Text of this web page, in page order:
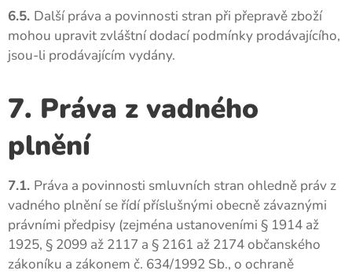
6.5. Další práva a povinnosti stran při přepravě zboží
mohou upravit zvláštní dodací podmínky prodávajícího,
jsou-li prodávajícím vydány.
7. Práva z vadného
plnění
7.1. Práva a povinnosti smluvních stran ohledně práv z
vadného plnění se řídí příslušnými obecně závaznými
právními předpisy (zejména ustanoveními § 1914 až
1925, § 2099 až 2117 a § 2161 až 2174 občanského
zákoníku a zákonem č. 634/1992 Sb., o ochraně